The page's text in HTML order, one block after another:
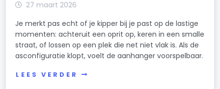
27 maart 2026
Je merkt pas echt of je kipper bij je past op de lastige
momenten: achteruit een oprit op, keren in een smalle
straat, of lossen op een plek die net niet vlak is. Als de
asconfiguratie klopt, voelt de aanhanger voorspelbaar.
LEES VERDER